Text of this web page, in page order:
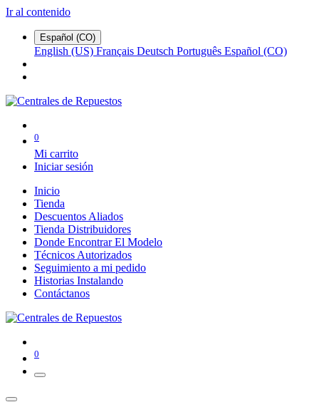
Ir al contenido
Español (CO)
English (US) Français Deutsch Português Español (CO)
0
Mi carrito
Iniciar sesión
Inicio
Tienda
Descuentos Aliados
Tienda Distribuidores
Donde Encontrar El Modelo
Técnicos Autorizados
Seguimiento a mi pedido
Historias Instalando
Contáctanos
0